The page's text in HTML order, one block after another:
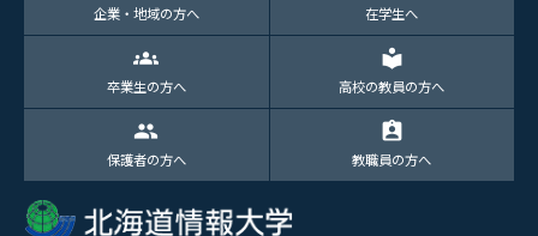
企業・地域の方へ 在学生へ
groups
卒業生の方へ
local_library
高校の教員の方へ
group
保護者の方へ
assignment_ind
教職員の方へ